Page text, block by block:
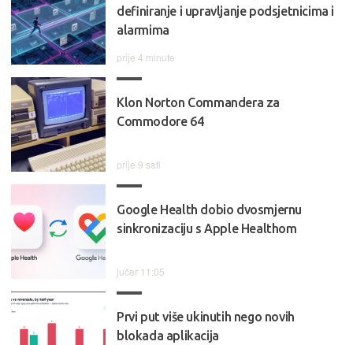
definiranje i upravljanje podsjetnicima i
alarmima
prije 4 minute
Klon Norton Commandera za
Commodore 64
prije 9 sati
Google Health dobio dvosmjernu
sinkronizaciju s Apple Healthom
jučer 11:05
Prvi put više ukinutih nego novih
blokada aplikacija